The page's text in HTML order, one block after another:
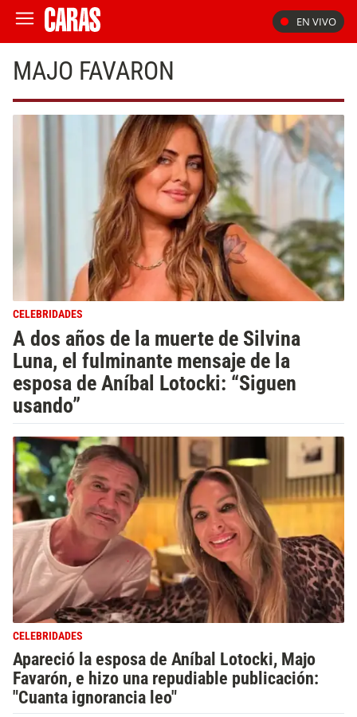
EN VIVO
MAJO FAVARON
CELEBRIDADES
A dos años de la muerte de Silvina
Luna, el fulminante mensaje de la
esposa de Aníbal Lotocki: “Siguen
usando”
CELEBRIDADES
Apareció la esposa de Aníbal Lotocki, Majo
Favarón, e hizo una repudiable publicación:
"Cuanta ignorancia leo"